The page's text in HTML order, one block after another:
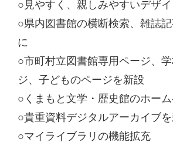
○見やすく、親しみやすいデザ
○県内図書館の横断検索、雑誌
に
○市町村立図書館専用ページ、
ジ、子どものページを新設
○くまもと文学・歴史館のホー
○貴重資料デジタルアーカイブ
○マイライブラリの機能拡充